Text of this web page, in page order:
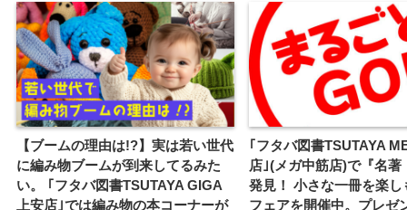
【ブームの理由は!?】実は若い世代
に編み物ブームが到来してるみた
い。 ｢フタバ図書TSUTAYA GIGA
上安店｣では編み物の本コーナーが
｢フタバ図書TSUTAYA
店｣(メガ中筋店)で『名著
発見！ 小さな一冊を楽し
フェアを開催中。プレゼ